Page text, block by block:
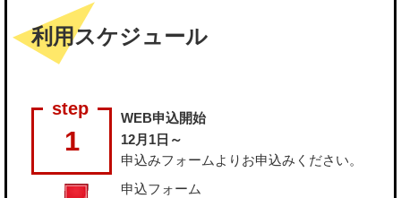
利用スケジュール
1
WEB申込開始
12月1日～
申込みフォーム よりお申込みください。
申込フォーム